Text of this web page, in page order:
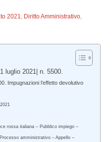
2021, Diritto Amministrativo,
luglio 2021| n. 5500.
Impugnazioni l’effetto devolutivo
rossa italiana – Pubblico impiego –
amministrativo – Appello –